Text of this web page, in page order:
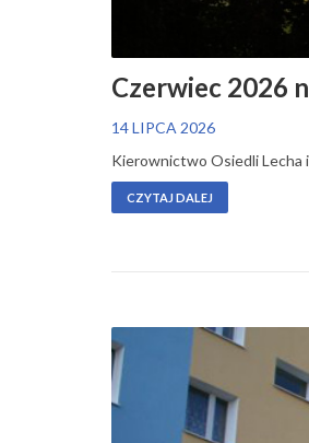
Czerwiec 2026
14 LIPCA 2026
Kierownictwo Osiedli Lecha
CZYTAJ DALEJ